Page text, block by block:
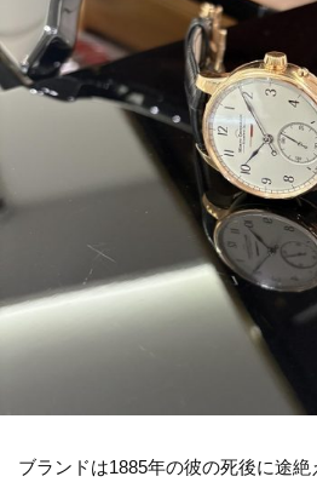
ブランドは1885年の彼の死後に途